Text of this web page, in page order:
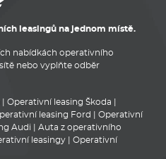
leasingů na jednom místě.
nabídkách operativního
nebo vyplňte odběr
Operativní leasing Škoda
leasing Ford
Operativní
Audi
Auta z operativního
leasingy
Operativní